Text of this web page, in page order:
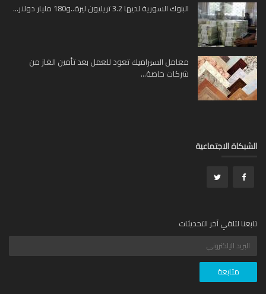
البنوك السورية لديها 3.2 تريليون ليرة..و180 مليار دولار...
معامل السيراميك تعود للعمل بعد تأمين الغاز من
شركات خاصة...
الاجتماعية
لتلقي آخر التحديثات